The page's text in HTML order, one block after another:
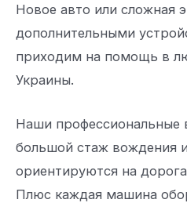
Новое авто или сложная
дополнительными
приходим на помощь в
Украины.
Наши профессиональные
большой стаж вождения
ориентируются на
Плюс каждая машина